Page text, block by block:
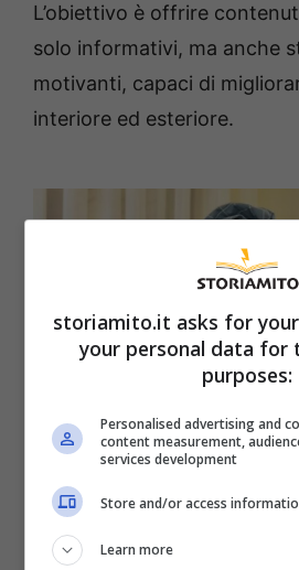
L’obiettivo è offrire
solo informativi, ma anche
motivanti, capaci di
interiore ed esteriore.
I vestiti che indossiamo
ci stanno avvelenando
storiamito.it asks for
your personal data for
purposes:
Personalised advertising and
content measurement,
services development
Store and/or access
Learn more